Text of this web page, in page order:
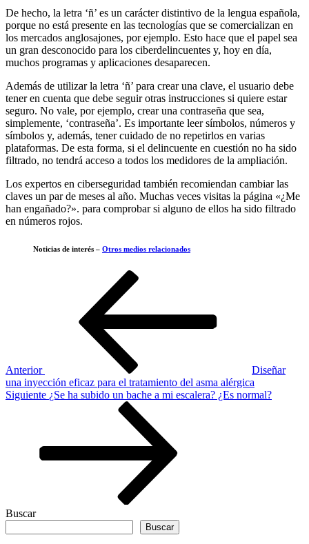
De hecho, la letra ‘ñ’ es un carácter distintivo de la lengua española,
porque no está presente en las tecnologías que se comercializan en
los mercados anglosajones, por ejemplo. Esto hace que el papel sea
un gran desconocido para los ciberdelincuentes y, hoy en día,
muchos programas y aplicaciones desaparecen.
Además de utilizar la letra ‘ñ’ para crear una clave, el usuario debe
tener en cuenta que debe seguir otras instrucciones si quiere estar
seguro. No vale, por ejemplo, crear una contraseña que sea,
simplemente, ‘contraseña’. Es importante leer símbolos, números y
símbolos y, además, tener cuidado de no repetirlos en varias
plataformas. De esta forma, si el delincuente en cuestión no ha sido
filtrado, no tendrá acceso a todos los medidores de la ampliación.
Los expertos en ciberseguridad también recomiendan cambiar las
claves un par de meses al año. Muchas veces visitas la página «¿Me
han engañado?». para comprobar si alguno de ellos ha sido filtrado
en números rojos.
Noticias de interés – Otros medios relacionados
Anterior
Diseñar
una inyección eficaz para el tratamiento del asma alérgica
Siguiente
Siguiente ¿Se ha subido un bache a mi escalera? ¿Es normal?
Buscar
Buscar